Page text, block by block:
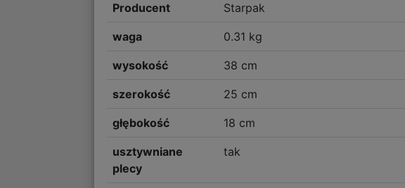
Producent Starpak
waga 0.31 kg
wysokość 38 cm
szerokość 25 cm
głębokość 18 cm
usztywniane
plecy
tak